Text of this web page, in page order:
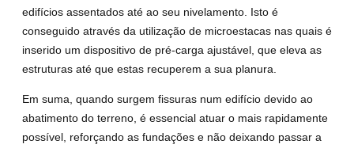
edifícios assentados até ao seu nivelamento. Isto é
conseguido através da utilização de microestacas nas quais é
inserido um dispositivo de pré-carga ajustável, que eleva as
estruturas até que estas recuperem a sua planura.
Em suma, quando surgem fissuras num edifício devido ao
abatimento do terreno, é essencial atuar o mais rapidamente
possível, reforçando as fundações e não deixando passar a